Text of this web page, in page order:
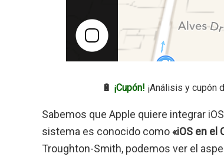
🔋 ¡Cupón! ¡Análisis y cupón
Sabemos que Apple quiere integrar
sistema es conocido como«iOS en el
Troughton-Smith, podemos ver el